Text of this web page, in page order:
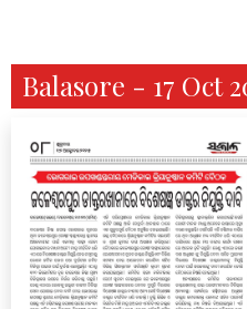
Balasore - 17 Oct